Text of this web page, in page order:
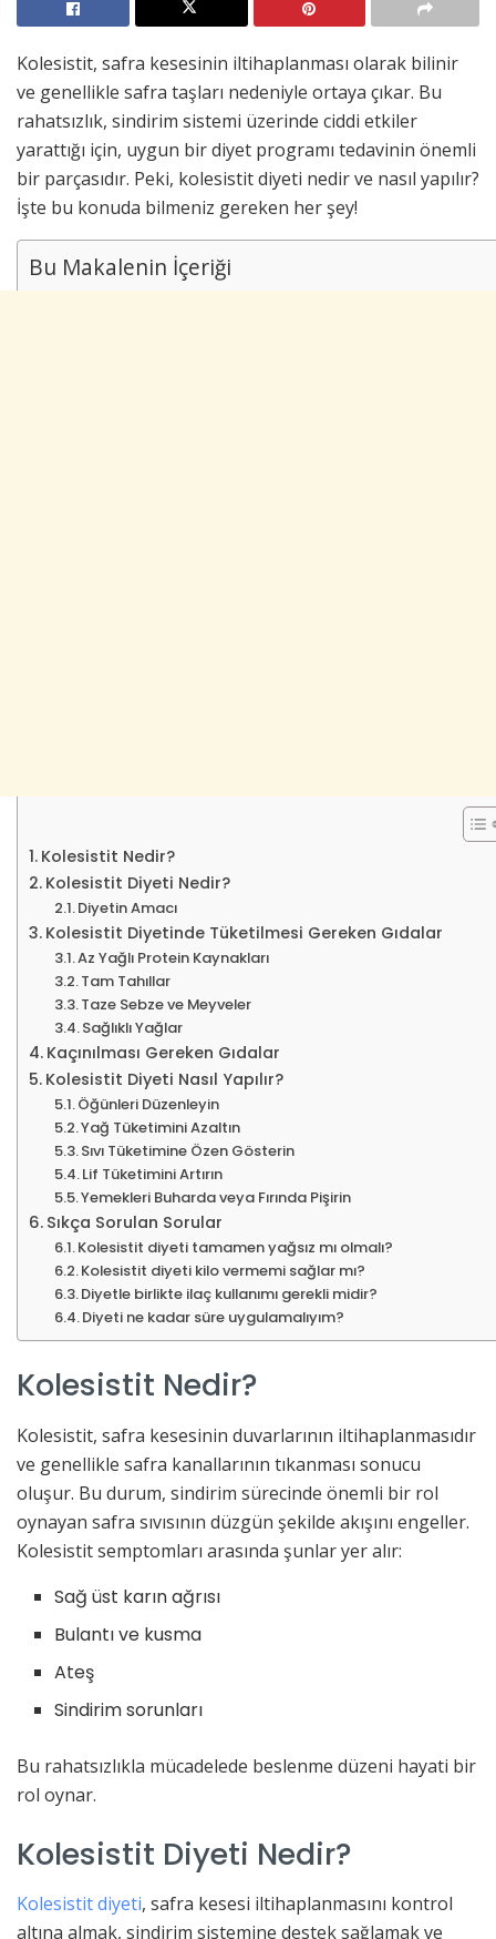
Kolesistit, safra kesesinin iltihaplanması olarak bilinir
ve genellikle safra taşları nedeniyle ortaya çıkar. Bu
rahatsızlık, sindirim sistemi üzerinde ciddi etkiler
yarattığı için, uygun bir diyet programı tedavinin önemli
bir parçasıdır. Peki, kolesistit diyeti nedir ve nasıl yapılır?
İşte bu konuda bilmeniz gereken her şey!
Bu Makalenin İçeriği
Kolesistit Nedir?
Kolesistit Diyeti Nedir?
Diyetin Amacı
Kolesistit Diyetinde Tüketilmesi Gereken Gıdalar
Az Yağlı Protein Kaynakları
Tam Tahıllar
Taze Sebze ve Meyveler
Sağlıklı Yağlar
Kaçınılması Gereken Gıdalar
Kolesistit Diyeti Nasıl Yapılır?
Öğünleri Düzenleyin
Yağ Tüketimini Azaltın
Sıvı Tüketimine Özen Gösterin
Lif Tüketimini Artırın
Yemekleri Buharda veya Fırında Pişirin
Sıkça Sorulan Sorular
Kolesistit diyeti tamamen yağsız mı olmalı?
Kolesistit diyeti kilo vermemi sağlar mı?
Diyetle birlikte ilaç kullanımı gerekli midir?
Diyeti ne kadar süre uygulamalıyım?
Kolesistit Nedir?
Kolesistit, safra kesesinin duvarlarının iltihaplanmasıdır
ve genellikle safra kanallarının tıkanması sonucu
oluşur. Bu durum, sindirim sürecinde önemli bir rol
oynayan safra sıvısının düzgün şekilde akışını engeller.
Kolesistit semptomları arasında şunlar yer alır:
Sağ üst karın ağrısı
Bulantı ve kusma
Ateş
Sindirim sorunları
Bu rahatsızlıkla mücadelede beslenme düzeni hayati bir
rol oynar.
Kolesistit Diyeti Nedir?
Kolesistit diyeti, safra kesesi iltihaplanmasını kontrol
altına almak, sindirim sistemine destek sağlamak ve